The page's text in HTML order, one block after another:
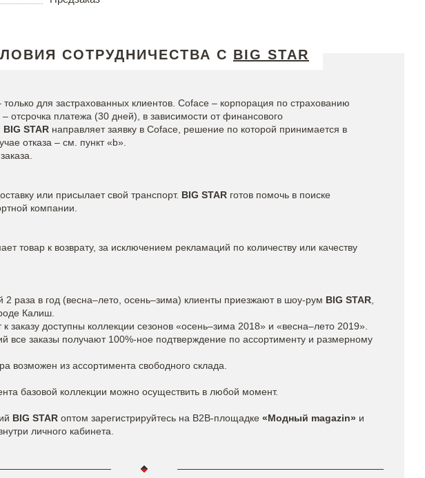
СОТРУДНИЧЕСТВА С BIG STAR
для застрахованных клиентов. Coface – корпорация по страхованию
– отсрочка платежа (30 дней), в зависимости от финансового
BIG STAR направляет заявку в Coface, решение по которой принимается в
отказа – см. пункт «b».
или присылает свой транспорт. BIG STAR готов помочь в поиске
компании.
товар к возврату, за исключением рекламаций по количеству или качеству
2 раза в год (весна–лето, осень–зима) клиенты приезжают в шоу-рум BIG STAR
Калиш.
заказу доступны коллекции сезонов «осень–зима 2018» и «весна–лето 2019».
все заказы получают 100%-ное подтверждение по ассортименту и размерному
возможен из ассортимента свободного склада.
базовой коллекции можно осуществить в любой момент.
BIG STAR оптом зарегистрируйтесь на B2B-площадке «Модный magazin» и
личного кабинета.